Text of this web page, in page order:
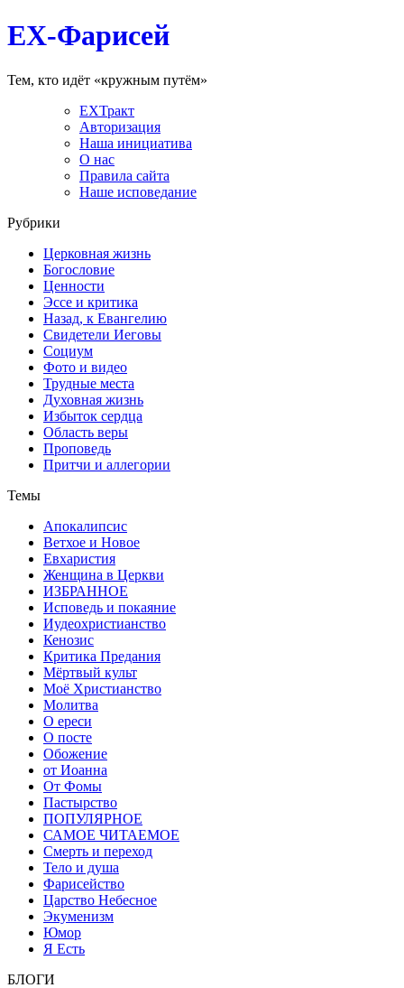
EX-Фарисей
Тем, кто идёт «кружным путём»
EXТракт
Авторизация
Наша инициатива
О нас
Правила сайта
Наше исповедание
Рубрики
Церковная жизнь
Богословие
Ценности
Эссе и критика
Назад, к Евангелию
Свидетели Иеговы
Социум
Фото и видео
Трудные места
Духовная жизнь
Избыток сердца
Область веры
Проповедь
Притчи и аллегории
Темы
Апокалипсис
Ветхое и Новое
Евхаристия
Женщина в Церкви
ИЗБРАННОЕ
Исповедь и покаяние
Иудеохристианство
Кенозис
Критика Предания
Мёртвый культ
Моё Христианство
Молитва
О ереси
О посте
Обожение
от Иоанна
От Фомы
Пастырство
ПОПУЛЯРНОЕ
САМОЕ ЧИТАЕМОЕ
Смерть и переход
Тело и душа
Фарисейство
Царство Небесное
Экуменизм
Юмор
Я Есть
БЛОГИ